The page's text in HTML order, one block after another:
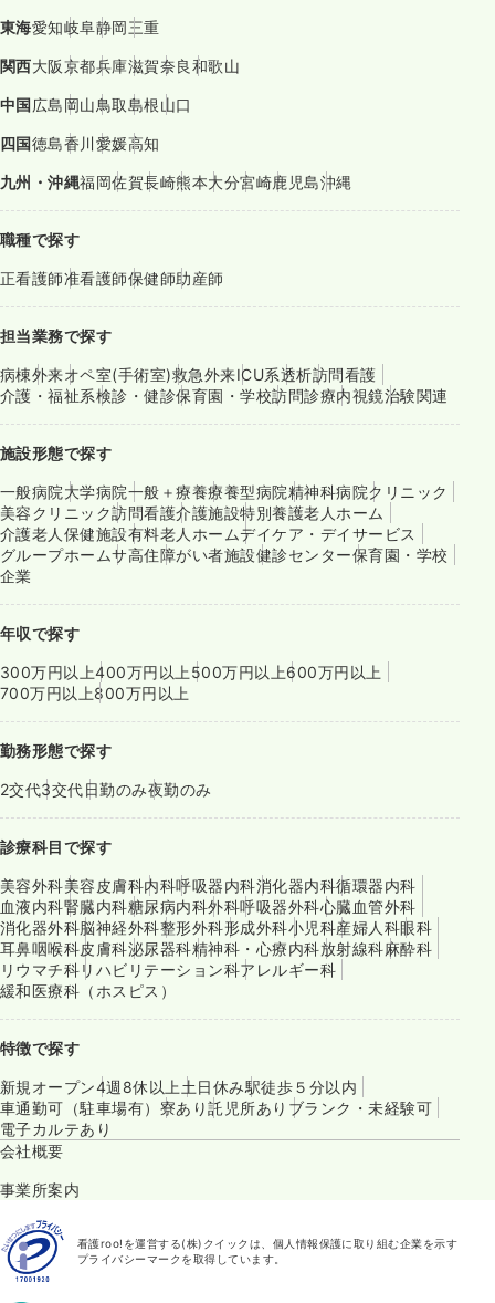
東海愛知岐阜静岡三重
関西大阪京都兵庫滋賀奈良和歌山
中国広島岡山鳥取島根山口
四国徳島香川愛媛高知
九州・沖縄福岡佐賀長崎熊本大分宮崎鹿児島沖縄
職種で探す
正看護師准看護師保健師助産師
担当業務で探す
病棟外来オペ室(手術室)救急外来ICU系透析訪問看護
介護・福祉系検診・健診保育園・学校訪問診療内視鏡治験関連
施設形態で探す
一般病院大学病院一般＋療養療養型病院精神科病院クリニック
美容クリニック訪問看護介護施設特別養護老人ホーム
介護老人保健施設有料老人ホームデイケア・デイサービス
グループホームサ高住障がい者施設健診センター保育園・学校
企業
年収で探す
300万円以上400万円以上 500万円以上600万円以上
700万円以上800万円以上
勤務形態で探す
2交代3交代日勤のみ夜勤のみ
診療科目で探す
美容外科美容皮膚科内科呼吸器内科消化器内科循環器内科
血液内科腎臓内科糖尿病内科外科呼吸器外科心臓血管外科
消化器外科脳神経外科整形外科形成外科小児科産婦人科眼科
耳鼻咽喉科皮膚科泌尿器科精神科・心療内科放射線科麻酔科
リウマチ科リハビリテーション科アレルギー科
緩和医療科（ホスピス）
特徴で探す
新規オープン4週8休以上 土日休み駅徒歩５分以内
車通勤可（駐車場有） 寮あり託児所あり ブランク・未経験可
電子カルテあり
会社概要
事業所案内
看護roo!を運営する(株)クイックは、個人情報保護に取り組む企業を示す
プライバシーマークを取得しています。